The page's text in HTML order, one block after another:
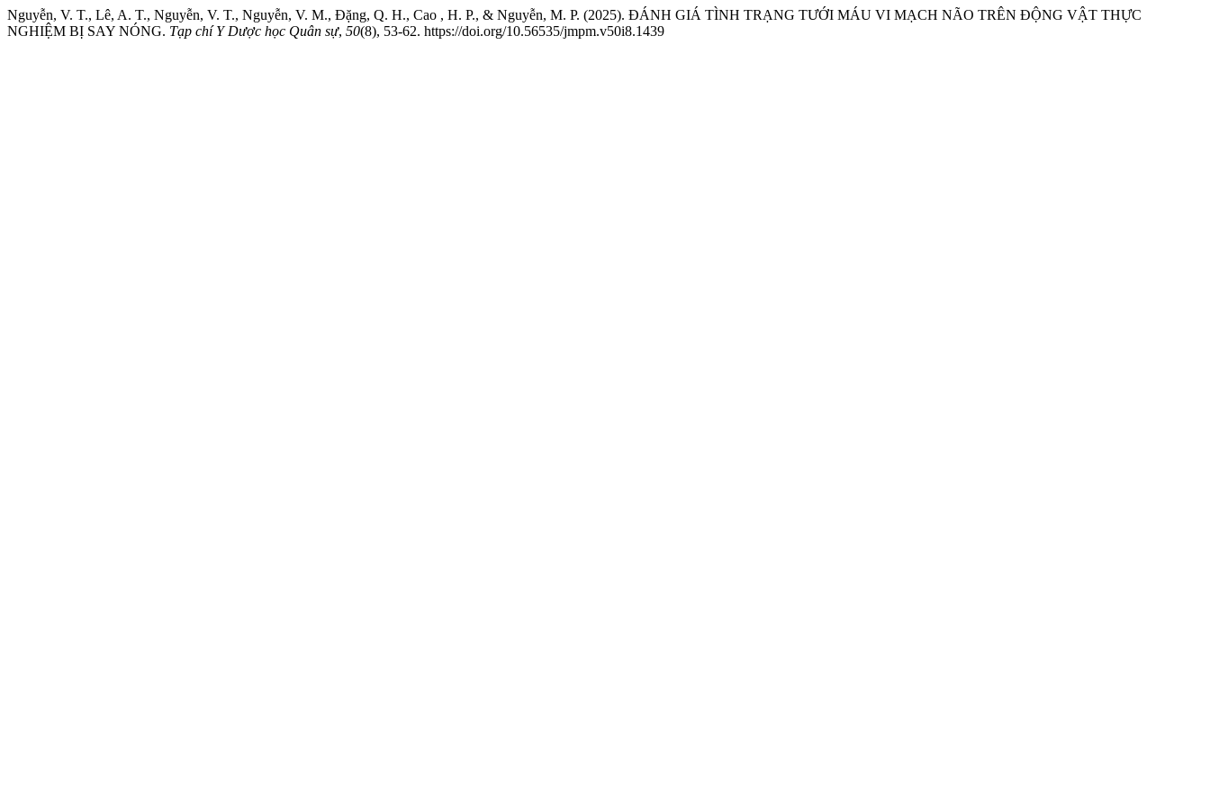
Nguyễn, V. T., Lê, A. T., Nguyễn, V. T., Nguyễn, V. M., Đặng, Q. H., Cao , H. P., & Nguyễn, M. P. (2025). ĐÁNH GIÁ TÌNH TRẠNG TƯỚI MÁU VI MẠCH NÃO TRÊN ĐỘNG VẬT THỰC
NGHIỆM BỊ SAY NÓNG. Tạp chí Y Dược học Quân sự, 50(8), 53-62. https://doi.org/10.56535/jmpm.v50i8.1439